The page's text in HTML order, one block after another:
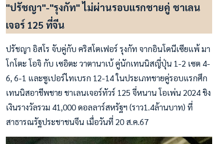
"ปรัชญา"-"รุงกัท" ไม่ผ่านรอบแรกชายคู่ ชาเลน
เจอร์ 125 ที่จีน
ปรัชญา อิสโร จับคู่กับ คริสโตเฟอร์ รุงกัท จากอินโดนีเซียแพ้ มา
โกโตะ โอจิ กับ เซอิตะ วาตานาเบ้ คู่นักเทนนิสญี่ปุ่น 1-2 เซต 4-
6, 6-1 และซูเปอร์ไทเบรก 12-14 ในประเภทชายคู่รอบแรกศึก
เทนนิสอาชีพชาย ชาเลนเจอร์ทัวร์ 125 จี่หนาน โอเพ่น 2024 ชิง
เงินรางวัลรวม 41,000 ดอลลาร์สหรัฐฯ (ราว1.4ล้านบาท) ที่
สาธารณรัฐประชาชนจีน เมื่อวันที่ 20 ส.ค.67